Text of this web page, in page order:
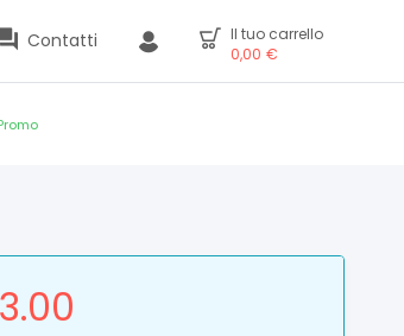
Contatti
Il tuo carrello
0,00 €